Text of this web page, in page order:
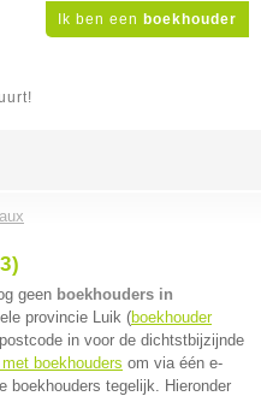
Ik ben een boekhouder
geen boekhouders in
provincie Luik (boekhouder
in voor de dichtstbijzijnde
boekhouders om via één e-
boekhouders tegelijk. Hieronder